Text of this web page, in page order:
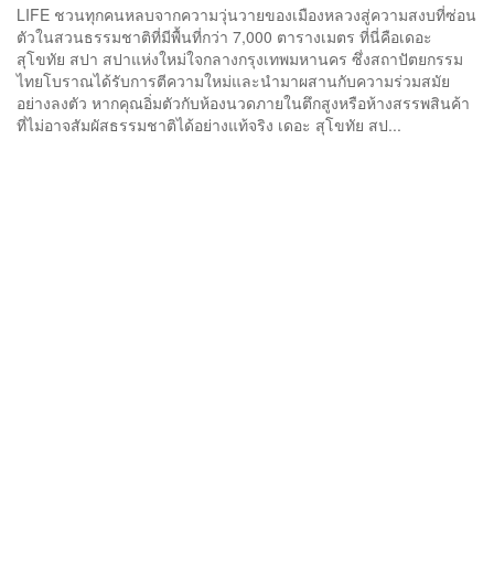
LIFE ชวนทุกคนหลบจากความวุ่นวายของเมืองหลวงสู่ความสงบที่ซ่อน
ตัวในสวนธรรมชาติที่มีพื้นที่กว่า 7,000 ตารางเมตร ที่นี่คือเดอะ
สุโขทัย สปา สปาแห่งใหม่ใจกลางกรุงเทพมหานคร ซึ่งสถาปัตยกรรม
ไทยโบราณได้รับการตีความใหม่และนำมาผสานกับความร่วมสมัย
อย่างลงตัว หากคุณอิ่มตัวกับห้องนวดภายในตึกสูงหรือห้างสรรพสินค้า
ที่ไม่อาจสัมผัสธรรมชาติได้อย่างแท้จริง เดอะ สุโขทัย สป...